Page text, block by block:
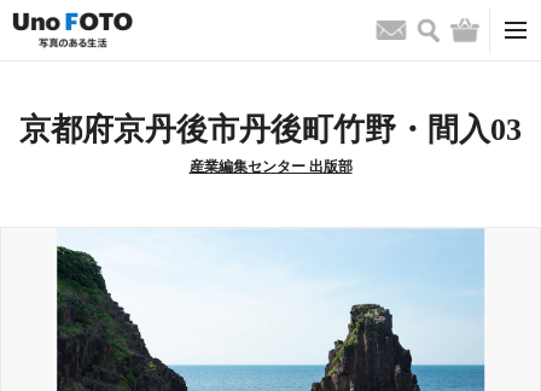
お問い合わせ
検索 バッグ
京都府京丹後市丹後町竹野・間入03
産業編集センター 出版部